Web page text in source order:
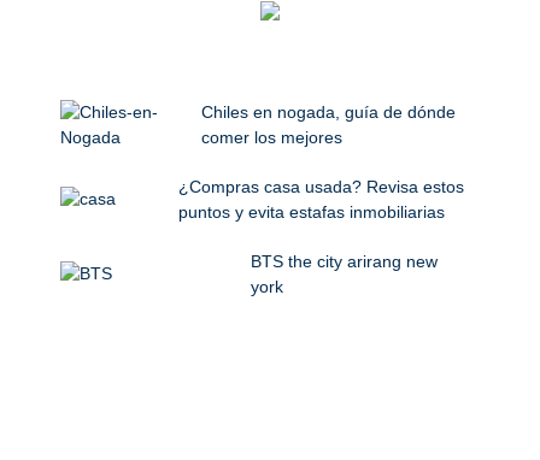
Chiles en nogada, guía de dónde
comer los mejores
¿Compras casa usada? Revisa estos
puntos y evita estafas inmobiliarias
BTS the city arirang new
york